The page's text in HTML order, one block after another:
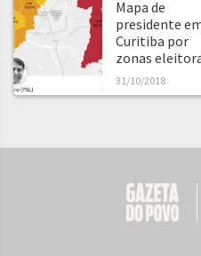
Mapa de
presidente
Curitiba por
zonas
31/10/2018